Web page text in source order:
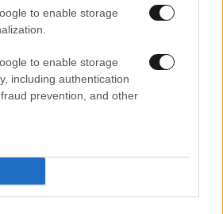
to enable storage
to enable storage
including authentication
prevention, and other
για 30 λεπτά κάτω από το νερό